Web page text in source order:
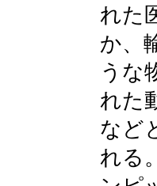
れた
か、
うな
れた
など
れる